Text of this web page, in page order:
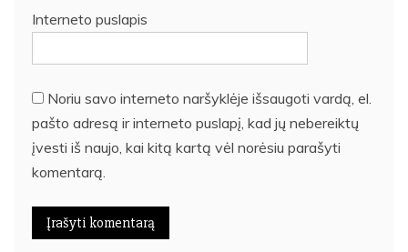
Interneto puslapis
Noriu savo interneto naršyklėje išsaugoti vardą, el.
pašto adresą ir interneto puslapį, kad jų nebereiktų
įvesti iš naujo, kai kitą kartą vėl norėsiu parašyti
komentarą.